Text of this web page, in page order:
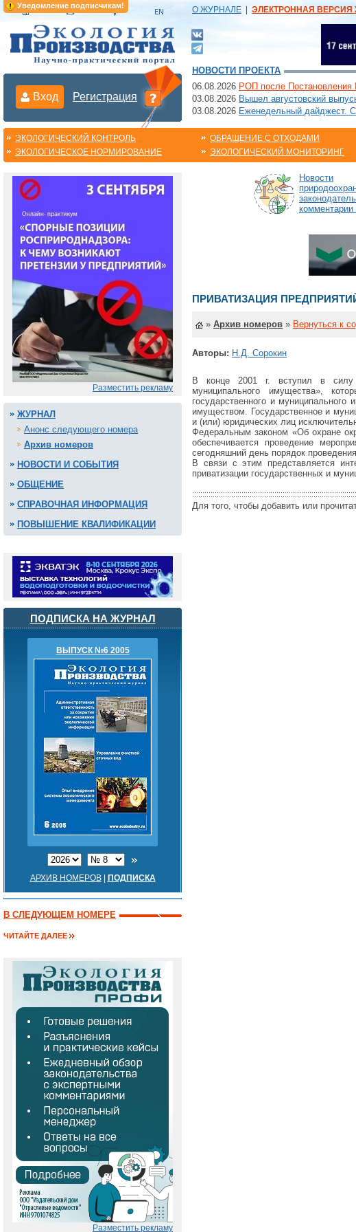
Уведомление подписчикам! О ЖУРНАЛЕ ЭЛЕКТРОННАЯ ВЕРСИЯ
Вход Регистрация
НОВОСТИ ПРОЕКТА
06.08.2026 РОП после Постановления
03.08.2026 Вышел августовский
03.08.2026 Еженедельный дайджест. С
ЭКОЛОГИЧЕСКИЙ КОНТРОЛЬ
ЭКОЛОГИЧЕСКОЕ НОРМИРОВАНИЕ
ОБРАЩЕНИЕ С ОТХОДАМИ
ЭКОЛОГИЧЕСКИЙ МОНИТОРИНГ
Разместить рекламу
ЖУРНАЛ
Анонс следующего номера
Архив номеров
НОВОСТИ И СОБЫТИЯ
ОБЩЕНИЕ
СПРАВОЧНАЯ ИНФОРМАЦИЯ
ПОВЫШЕНИЕ КВАЛИФИКАЦИИ
ПОДПИСКА НА ЖУРНАЛ
ВЫПУСК №6 2005
АРХИВ НОМЕРОВ| ПОДПИСКА
В СЛЕДУЮЩЕМ НОМЕРЕ
ЧИТАЙТЕ ДАЛЕЕ
Разместить рекламу
Новости
комментарии
ПРИВАТИЗАЦИЯ
» Архив номеров » Вернуться к
Авторы: Н.Д. Сорокин
В конце 2001 г. вступил в силу
муниципального имущества»,
государственного и
имуществом. Государственное и
и (или) юридических лиц
Федеральным законом «Об охране
обеспечивается проведение
сегодняшний день порядок
В связи с этим представляется
приватизации государственных и
Для того, чтобы добавить или